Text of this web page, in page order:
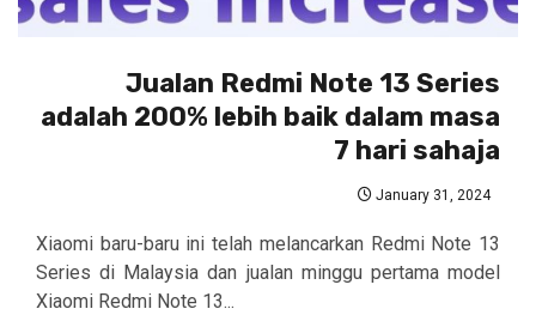
Jualan Redmi Note 13 Series
adalah 200% lebih baik dalam masa
7 hari sahaja
January 31, 2024
Xiaomi baru-baru ini telah melancarkan Redmi Note 13
Series di Malaysia dan jualan minggu pertama model
Xiaomi Redmi Note 13...